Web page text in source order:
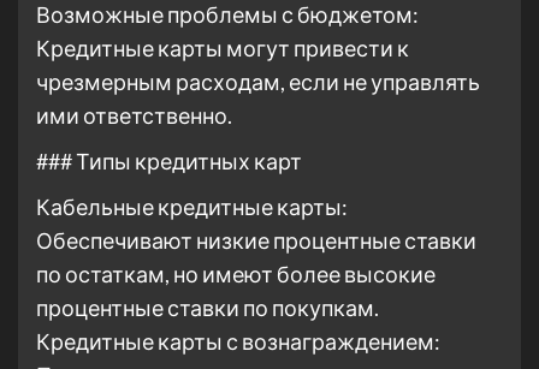
Возможные проблемы с бюджетом:
Кредитные карты могут привести к
чрезмерным расходам, если не управлять
ими ответственно.
### Типы кредитных карт
Кабельные кредитные карты:
Обеспечивают низкие процентные ставки
по остаткам, но имеют более высокие
процентные ставки по покупкам.
Кредитные карты с вознаграждением: